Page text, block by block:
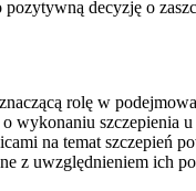
pozytywną decyzję o
rolę w
wykonaniu szczepienia u
na temat szczepień
z uwzględnieniem ich